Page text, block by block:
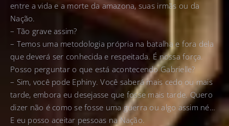
entre a vida e a morte da amazona, suas irmãs ou da
Nação.
– Tão grave assim?
– Temos uma metodologia própria na batalha e fora dela
que deverá ser conhecida e respeitada. É nossa força.
Posso perguntar o que está acontecendo Gabrielle?
– Sim, você pode Ephiny. Você saberá mais cedo ou mais
tarde, embora eu desejasse que fosse mais tarde. Quero
dizer não é como se fosse uma guerra ou algo assim né…
E eu posso aceitar pessoas na Nação.